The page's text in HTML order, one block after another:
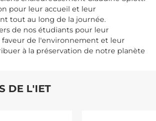
pour leur accueil et leur
tout au long de la journée.
de nos étudiants pour leur
de l'environnement et leur
à la préservation de notre planète
DE L'IET